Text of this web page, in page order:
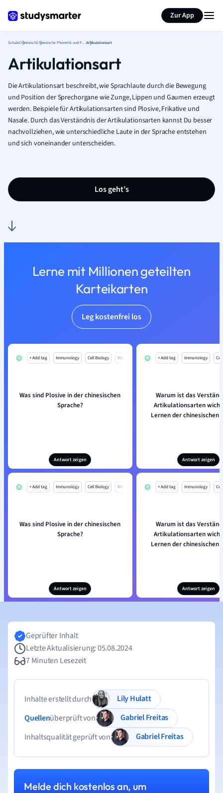
Zur App
SchuleChinesisch Chinesische Phonetik und PhonologieArtikulationsart
Artikulationsart
Die Artikulationsart beschreibt, wie Sprachlaute durch die Bewegung
und Position der Sprechorgane wie Zunge, Lippen und Gaumen erzeugt
werden. Beispiele für Artikulationsarten sind Plosive, Frikative und
Nasale. Durch das Verständnis der Artikulationsarten kannst Du besser
nachvollziehen, wie unterschiedliche Laute in der Sprache entstehen
und sich voneinander unterscheiden.
Los geht’s
Lerne mit Millionen geteilten
Karteikarten
Leg kostenfrei los
+ Add tag Immunology Cell Biology Mo
Was sind Plosive in der chinesischen
Sprache?
Antwort zeigen
+ Add tag Immunology
Warum ist das
Artikulationsarten
Lernen der chinesischen
Antwort zeigen
+ Add tag Immunology Cell Biology Mo
Was sind Plosive in der chinesischen
Sprache?
Antwort zeigen
+ Add tag Immunology
Warum ist das
Artikulationsarten
Lernen der chinesischen
Antwort zeigen
Seite zusammenfassen
Geprüfter Inhalt
Letzte Aktualisierung: 05.08.2024
7 Minuten Lesezeit
Inhalte erstellt durch
Lily Hulatt
Quellenüberprüft von
Gabriel Freitas
Inhaltsqualität geprüft von
Gabriel Freitas
Melde dich kostenlos an, um